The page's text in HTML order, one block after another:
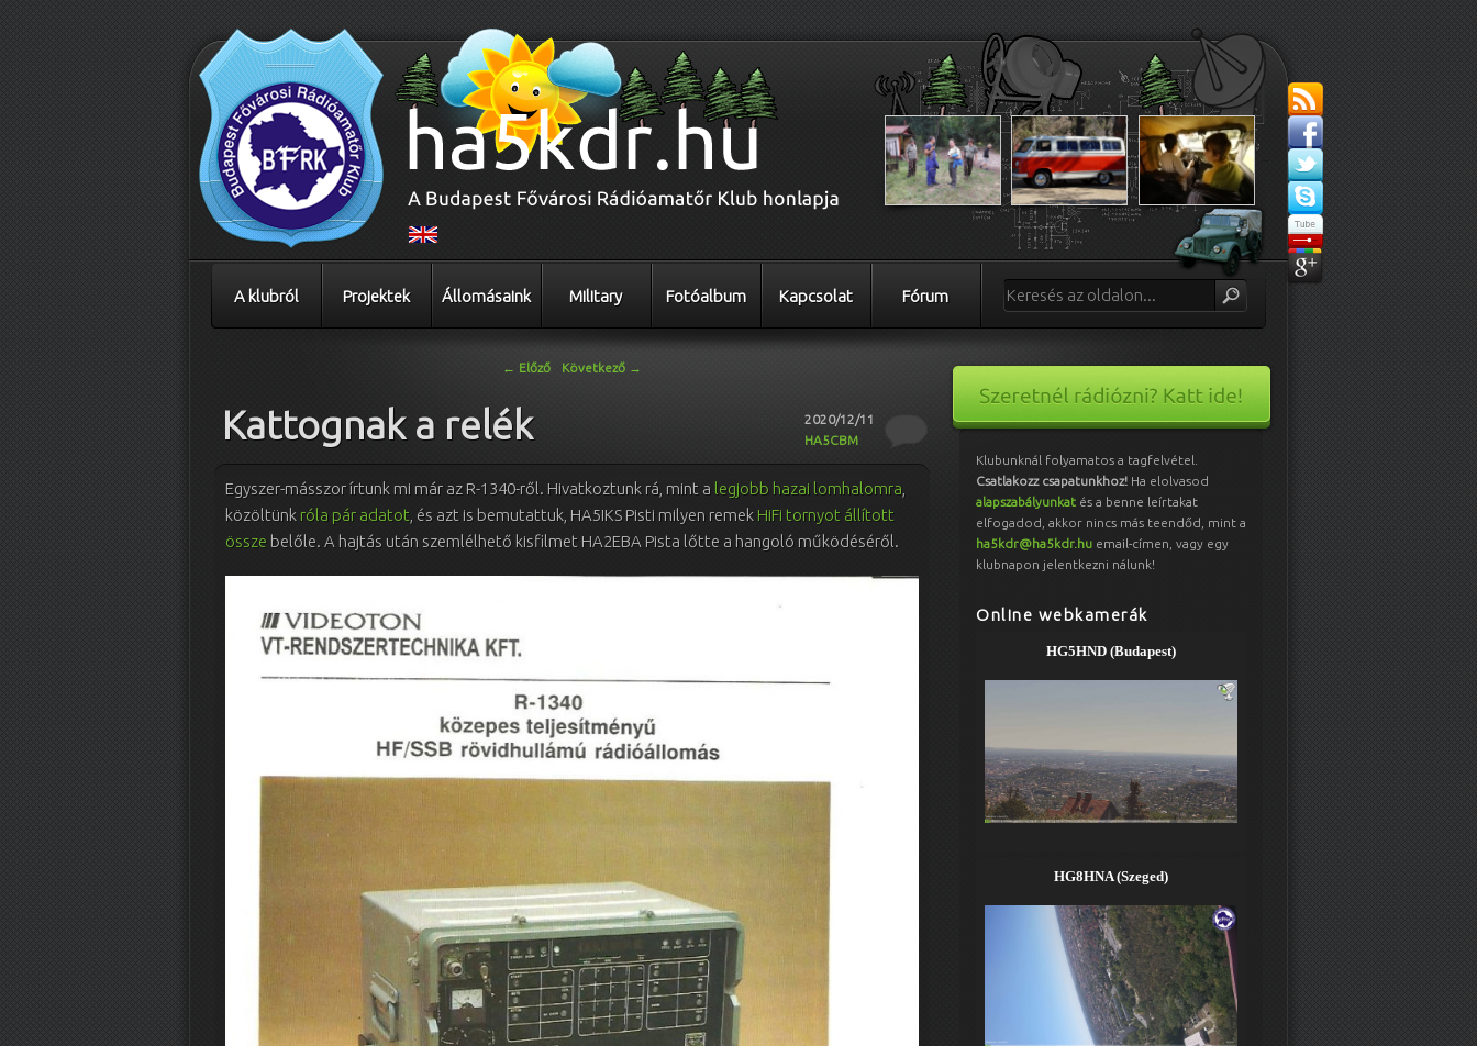
A klubról Projektek Állomásaink Military Fotóalbum Kapcsolat Fórum
← Előző Következő →
Kattognak a relék
2020/12/11
HA5CBM
Egyszer-másszor írtunk mi már az R-1340-ről. Hivatkoztunk rá, mint a legjobb hazai lomhalomra
közöltünk róla pár adatot , és azt is bemutattuk, HA5IKS Pisti milyen remek HiFi tornyot állított
össze belőle. A hajtás után szemlélhető kisfilmet HA2EBA Pista lőtte a hangoló működéséről.
Klubunknál folyamatos a tagfelvétel.
Csatlakozz csapatunkhoz! Ha elolvasod
alapszabályunkat és a benne leírtakat
elfogadod, akkor nincs más teendőd, mint a
ha5kdr@ha5kdr.hu email-címen, vagy egy
klubnapon jelentkezni nálunk!
Online webkamerák